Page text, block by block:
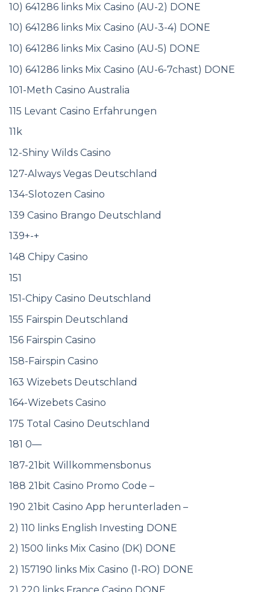
10) 641286 links Mix Casino (AU-2) DONE
10) 641286 links Mix Casino (AU-3-4) DONE
10) 641286 links Mix Casino (AU-5) DONE
10) 641286 links Mix Casino (AU-6-7chast) DONE
101-Meth Casino Australia
115 Levant Casino Erfahrungen
11k
12-Shiny Wilds Casino
127-Always Vegas Deutschland
134-Slotozen Casino
139 Casino Brango Deutschland
139+-+
148 Chipy Casino
151
151-Chipy Casino Deutschland
155 Fairspin Deutschland
156 Fairspin Casino
158-Fairspin Casino
163 Wizebets Deutschland
164-Wizebets Casino
175 Total Casino Deutschland
181 0—
187-21bit Willkommensbonus
188 21bit Casino Promo Code –
190 21bit Casino App herunterladen –
2) 110 links English Investing DONE
2) 1500 links Mix Casino (DK) DONE
2) 157190 links Mix Casino (1-RO) DONE